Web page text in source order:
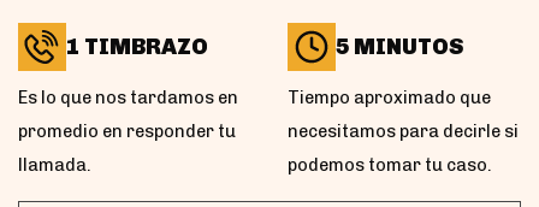
1 TIMBRAZO
Es lo que nos tardamos en
promedio en responder tu
llamada.
5 MINUTOS
Tiempo aproximado que
necesitamos para decirle si
podemos tomar tu caso.